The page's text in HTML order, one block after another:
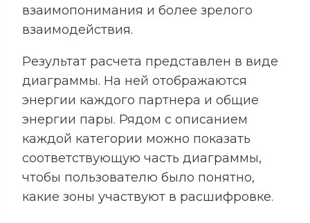
взаимопонимания и более зрелого
взаимодействия.
Результат расчета представлен в виде
диаграммы. На ней отображаются
энергии каждого партнера и общие
энергии пары. Рядом с описанием
каждой категории можно показать
соответствующую часть диаграммы,
чтобы пользователю было понятно,
какие зоны участвуют в расшифровке.